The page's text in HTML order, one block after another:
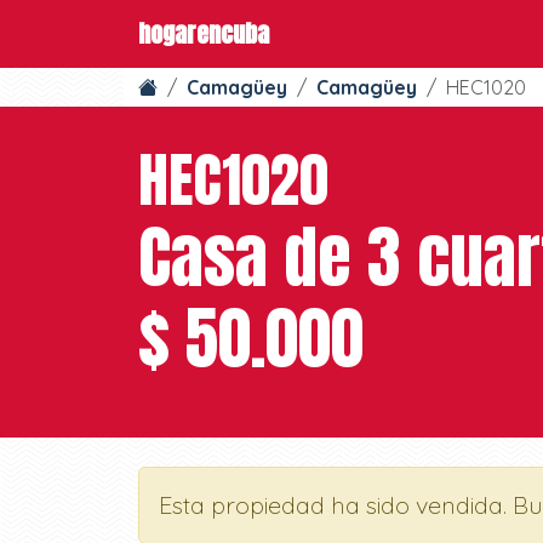
hogarencuba
Camagüey Camagüey HEC1020
HEC1020
Casa de 3
$ 50.000
Esta propiedad ha sido vendida.